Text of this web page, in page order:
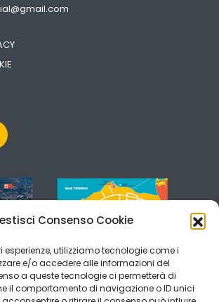
Consenso Cookie
esperienze, utilizziamo tecnologie come i
e/o accedere alle informazioni del
a queste tecnologie ci permetterà di
il comportamento di navigazione o ID unici